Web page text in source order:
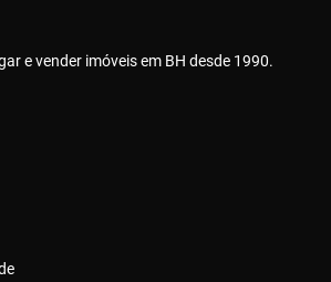
e vender imóveis em BH desde 1990.